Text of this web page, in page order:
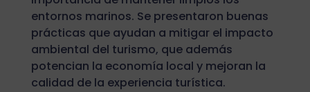
entornos marinos. Se presentaron buenas
prácticas que ayudan a mitigar el impacto
ambiental del turismo, que además
potencian la economía local y mejoran la
calidad de la experiencia turística.